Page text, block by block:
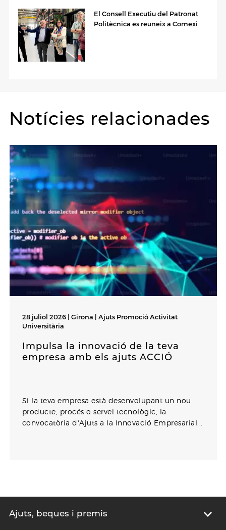
El Consell Executiu del Patronat
Politècnica es reuneix a Comexi
Notícies relacionades
28 juliol 2026 | Girona | Ajuts Promoció Activitat
Universitària
Impulsa la innovació de la teva
empresa amb els ajuts ACCIÓ
Si la teva empresa està desenvolupant un nou
producte, procés o servei tecnològic, la
convocatòria d'Ajuts a la Innovació Empresarial...
Ajuts, beques i premis